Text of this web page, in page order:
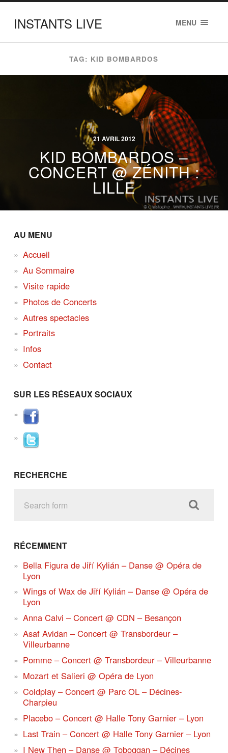
INSTANTS LIVE MENU
TAG: KID BOMBARDOS
21 AVRIL 2012
KID BOMBARDOS –
CONCERT @ ZÉNITH :
LILLE
AU MENU
Accueil
Au Sommaire
Visite rapide
Photos de Concerts
Autres spectacles
Portraits
Infos
Contact
SUR LES RÉSEAUX SOCIAUX
RECHERCHE
RÉCEMMENT
Bella Figura de Jiří Kylián – Danse @ Opéra de
Lyon
Wings of Wax de Jiří Kylián – Danse @ Opéra de
Lyon
Anna Calvi – Concert @ CDN – Besançon
Asaf Avidan – Concert @ Transbordeur –
Villeurbanne
Pomme – Concert @ Transbordeur – Villeurbanne
Mozart et Salieri @ Opéra de Lyon
Coldplay – Concert @ Parc OL – Décines-
Charpieu
Placebo – Concert @ Halle Tony Garnier – Lyon
Last Train – Concert @ Halle Tony Garnier – Lyon
I New Then – Danse @ Toboggan – Décines